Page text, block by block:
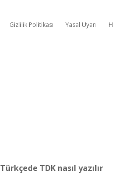
Gizlilik Politikası Yasal Uyarı
Türkçede TDK nasıl yazılır